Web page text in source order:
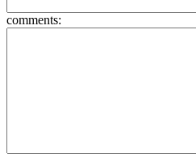
comments: